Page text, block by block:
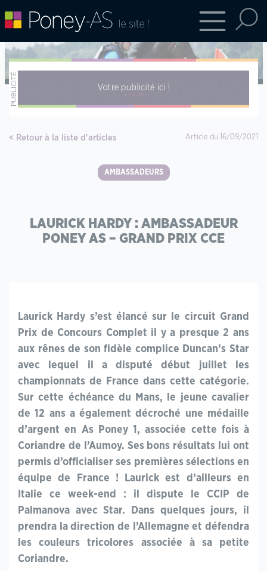
Retour à la liste d'articles Article du 16/09/2021
AMBASSADEURS
LAURICK HARDY : AMBASSADEUR
PONEY AS – GRAND PRIX CCE
Laurick Hardy s’est élancé sur le circuit Grand
Prix de Concours Complet il y a presque 2 ans
aux rênes de son fidèle complice Duncan’s Star
avec lequel il a disputé début juillet les
championnats de France dans cette catégorie.
Sur cette échéance du Mans, le jeune cavalier
de 12 ans a également décroché une médaille
d’argent en As Poney 1, associée cette fois à
Coriandre de l’Aumoy. Ses bons résultats lui ont
permis d’officialiser ses premières sélections en
équipe de France ! Laurick est d’ailleurs en
Italie ce week-end : il dispute le CCIP de
Palmanova avec Star. Dans quelques jours, il
prendra la direction de l’Allemagne et défendra
les couleurs tricolores associée à sa petite
Coriandre.